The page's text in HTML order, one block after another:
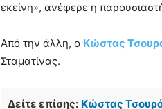
εκείνη», ανέφερε η
Από την άλλη, ο Κώστας
Σταματίνας.
Δείτε επίσης: Κώστας